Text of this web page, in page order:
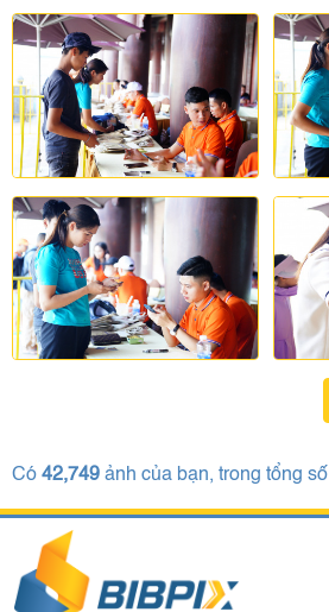
Có 42,749 ảnh của bạn, trong tổng số